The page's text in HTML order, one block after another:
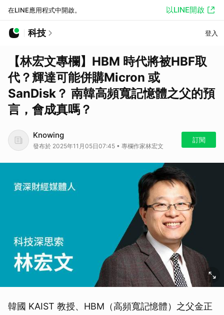
在LINE應用程式中開啟。 以LINE開啟
科技 登入
【林宏文專欄】HBM 時代將被HBF取
代？輝達可能併購Micron 或
SanDisk？ 南韓高頻寬記憶體之父的預
言，會成真嗎？
Knowing
發布於 2025年11月05日07:45 • 專欄作家林宏文
訂閱
韓國 KAIST 教授、HBM（高頻寬記憶體）之父金正